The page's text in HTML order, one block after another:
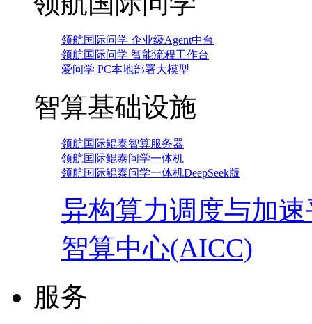
领航国际问学 企业级Agent中台
领航国际问学 智能流程工作台
爱问学 PC本地部署大模型
智算基础设施
领航国际鲲泰智算服务器
领航国际鲲泰问学一体机
领航国际鲲泰问学一体机DeepSeek版
异构算力调度与加
智算中心(AICC)
服务